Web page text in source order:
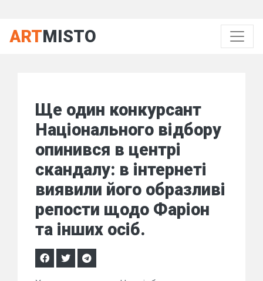
ARTMISTO
Ще один конкурсант
Національного відбору
опинився в центрі
скандалу: в інтернеті
виявили його образливі
репости щодо Фаріон
та інших осіб.